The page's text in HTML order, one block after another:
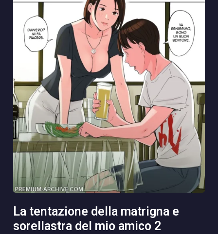
la tentazione della matrigna e
sorellastra del mio amico 2